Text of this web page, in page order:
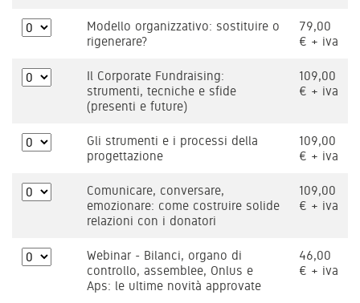
Modello organizzativo: sostituire o
rigenerare?
79,00
€ + iva
Il Corporate Fundraising:
strumenti, tecniche e sfide
(presenti e future)
109,00
€ + iva
Gli strumenti e i processi della
progettazione
109,00
€ + iva
Comunicare, conversare,
emozionare: come costruire solide
relazioni con i donatori
109,00
€ + iva
Webinar - Bilanci, organo di
controllo, assemblee, Onlus e
Aps: le ultime novità approvate
46,00
€ + iva